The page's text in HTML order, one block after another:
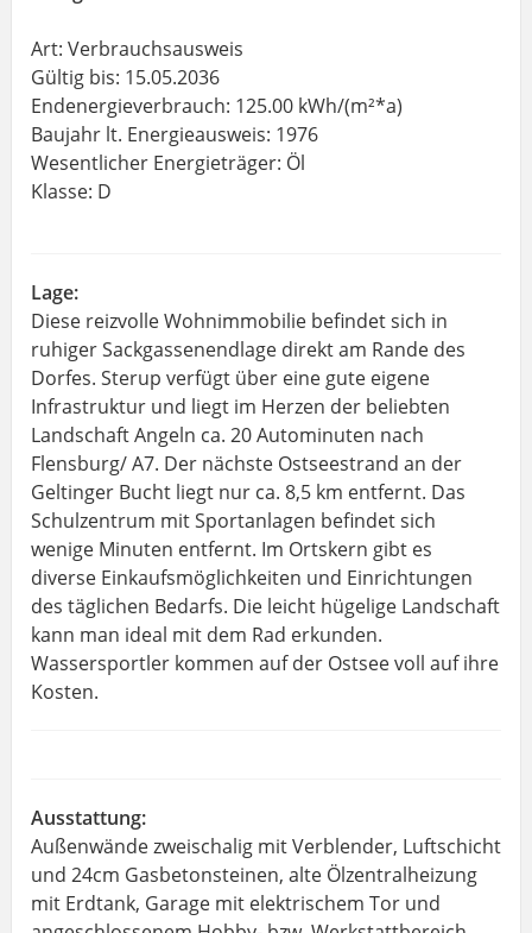
Art: Verbrauchsausweis
Gültig bis: 15.05.2036
Endenergieverbrauch: 125.00 kWh/(m²*a)
Baujahr lt. Energieausweis: 1976
Wesentlicher Energieträger: Öl
Klasse: D
Lage:
Diese reizvolle Wohnimmobilie befindet sich in
ruhiger Sackgassenendlage direkt am Rande des
Dorfes. Sterup verfügt über eine gute eigene
Infrastruktur und liegt im Herzen der beliebten
Landschaft Angeln ca. 20 Autominuten nach
Flensburg/ A7. Der nächste Ostseestrand an der
Geltinger Bucht liegt nur ca. 8,5 km entfernt. Das
Schulzentrum mit Sportanlagen befindet sich
wenige Minuten entfernt. Im Ortskern gibt es
diverse Einkaufsmöglichkeiten und Einrichtungen
des täglichen Bedarfs. Die leicht hügelige Landschaft
kann man ideal mit dem Rad erkunden.
Wassersportler kommen auf der Ostsee voll auf ihre
Kosten.
Ausstattung:
Außenwände zweischalig mit Verblender, Luftschicht
und 24cm Gasbetonsteinen, alte Ölzentralheizung
mit Erdtank, Garage mit elektrischem Tor und